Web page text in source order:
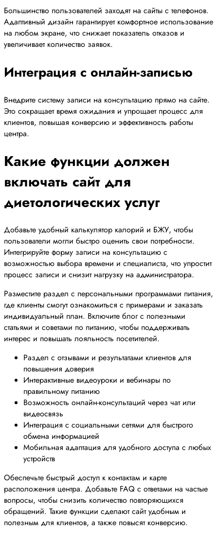
Большинство пользователей заходят на сайты с телефонов.
Адаптивный дизайн гарантирует комфортное использование
на любом экране, что снижает показатель отказов и
увеличивает количество заявок.
Интеграция с онлайн-записью
Внедрите систему записи на консультацию прямо на сайте.
Это сокращает время ожидания и упрощает процесс для
клиентов, повышая конверсию и эффективность работы
центра.
Какие функции должен
включать сайт для
диетологических услуг
Добавьте удобный калькулятор калорий и БЖУ, чтобы
пользователи могли быстро оценить свои потребности.
Интегрируйте форму записи на консультацию с
возможностью выбора времени и специалиста, что упростит
процесс записи и снизит нагрузку на администратора.
Разместите раздел с персональными программами питания,
где клиенты смогут ознакомиться с примерами и заказать
индивидуальный план. Включите блог с полезными
статьями и советами по питанию, чтобы поддерживать
интерес и повышать лояльность посетителей.
Раздел с отзывами и результатами клиентов для
повышения доверия
Интерактивные видеоуроки и вебинары по
правильному питанию
Возможность онлайн-консультаций через чат или
видеосвязь
Интеграция с социальными сетями для быстрого
обмена информацией
Мобильная адаптация для удобного доступа с любых
устройств
Обеспечьте быстрый доступ к контактам и карте
расположения центра. Добавьте FAQ с ответами на частые
вопросы, чтобы снизить количество повторяющихся
обращений. Такие функции сделают сайт удобным и
полезным для клиентов, а также повысят конверсию.